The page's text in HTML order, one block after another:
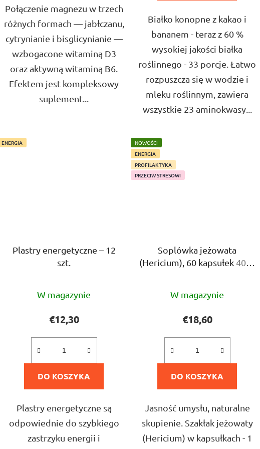
Połączenie magnezu w trzech
różnych formach — jabłczanu,
cytrynianie i bisglicynianie —
wzbogacone witaminą D3
oraz aktywną witaminą B6.
Efektem jest kompleksowy
suplement...
Białko konopne z kakao i
bananem - teraz z 60 %
wysokiej jakości białka
roślinnego - 33 porcje. Łatwo
rozpuszcza się w wodzie i
mleku roślinnym, zawiera
wszystkie 23 aminokwasy...
ENERGIA
Plastry energetyczne – 12
szt.
ocena
produktu
5,0
na
5
gwiazdek.
W magazynie
€12,30
DO KOSZYKA
Plastry energetyczne są
odpowiednie do szybkiego
zastrzyku energii i
NOWOŚCI
ENERGIA
PROFILAKTYKA
PRZECIW STRESOWI
Soplówka jeżowata
(Hericium), 60 kapsułek40 %
ocena
produktu
5,0
na
5
gwiazdek.
W magazynie
€18,60
DO KOSZYKA
Jasność umysłu, naturalne
skupienie. Szakłak jeżowaty
(Hericium) w kapsułkach - 1
Get a 10 %
discount code
Leave us your email and we'll reward you
hemp products.